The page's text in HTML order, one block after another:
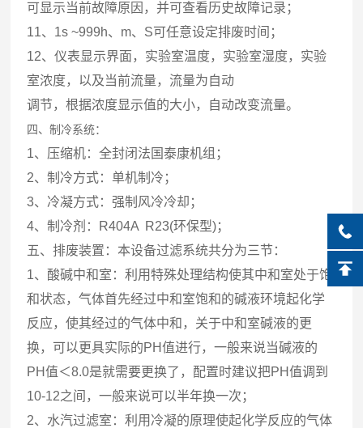
可显示当前故障原因，并可查看历史故障记录；
11、1s ~999h、m、S可任意设定排废时间；
12、仪表显示界面，实验室温度，实验室湿度，实验
室浓度，以及当前流量，流量为自动
调节，根据浓度显示值的大小，自动改变流量。
四、制冷系统：
1、压缩机：全封闭法国泰康机组；
2、制冷方式：单机制冷；
3、冷凝方式：强制风冷冷却；
4、制冷剂：R404A R23(环保型)；
五、排废装置：本设备过滤系统共分为三节：
1、酸碱中和室：利用特殊处理结构使其中和室处于饱
和状态，气体首先经过中和室饱和的碱液环境起化学
反应，使其经过的气体中和，关于中和室碱液的更
换，可以更具实际的PH值进行，一般来说当碱液的
PH值＜8.0是就需要更换了，配置时建议把PH值调到
10-12之间，一般来说可以半年换一次；
2、水汽过滤室：利用冷凝的原理使起化学反应的气体